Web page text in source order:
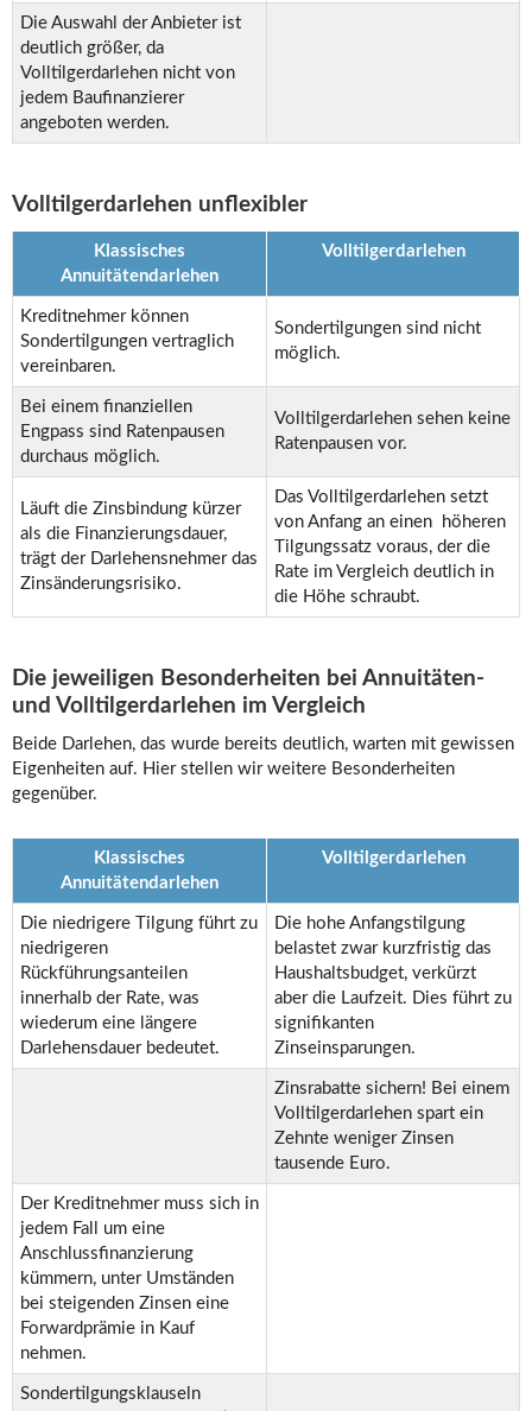
Die Auswahl der Anbieter ist
deutlich größer, da
Volltilgerdarlehen nicht von
jedem Baufinanzierer
angeboten werden.
Volltilgerdarlehen unflexibler
Klassisches
Annuitätendarlehen
Volltilgerdarlehen
Kreditnehmer können
Sondertilgungen vertraglich
vereinbaren.
Sondertilgungen sind nicht
möglich.
Bei einem finanziellen
Engpass sind Ratenpausen
durchaus möglich.
Volltilgerdarlehen sehen keine
Ratenpausen vor.
Läuft die Zinsbindung kürzer
als die Finanzierungsdauer,
trägt der Darlehensnehmer das
Zinsänderungsrisiko.
Das Volltilgerdarlehen setzt
von Anfang an einen höheren
Tilgungssatz voraus, der die
Rate im Vergleich deutlich in
die Höhe schraubt.
Die jeweiligen Besonderheiten bei Annuitäten-
und Volltilgerdarlehen im Vergleich
Beide Darlehen, das wurde bereits deutlich, warten mit gewissen
Eigenheiten auf. Hier stellen wir weitere Besonderheiten
gegenüber.
Klassisches
Annuitätendarlehen
Volltilgerdarlehen
Die niedrigere Tilgung führt zu
niedrigeren
Rückführungsanteilen
innerhalb der Rate, was
wiederum eine längere
Darlehensdauer bedeutet.
Die hohe Anfangstilgung
belastet zwar kurzfristig das
Haushaltsbudget, verkürzt
aber die Laufzeit. Dies führt zu
signifikanten
Zinseinsparungen.
Zinsrabatte sichern! Bei einem
Volltilgerdarlehen spart ein
Zehnte weniger Zinsen
tausende Euro.
Der Kreditnehmer muss sich in
jedem Fall um eine
Anschlussfinanzierung
kümmern, unter Umständen
bei steigenden Zinsen eine
Forwardprämie in Kauf
nehmen.
Sondertilgungsklauseln